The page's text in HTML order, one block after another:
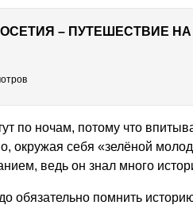
– ПУТЕШЕСТВИЕ НА
по ночам, потому что
окружая себя «зелёной
ведь он знал много
обязательно помнить